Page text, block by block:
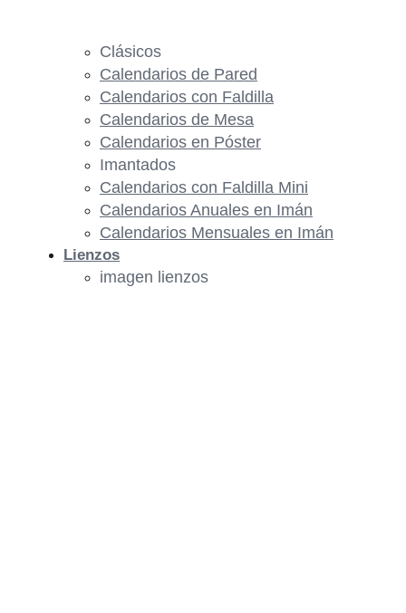
Clásicos
Calendarios de Pared
Calendarios con Faldilla
Calendarios de Mesa
Calendarios en Póster
Imantados
Calendarios con Faldilla Mini
Calendarios Anuales en Imán
Calendarios Mensuales en Imán
Lienzos
imagen lienzos